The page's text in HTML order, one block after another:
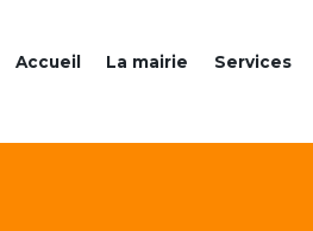
Accueil La mairie Services